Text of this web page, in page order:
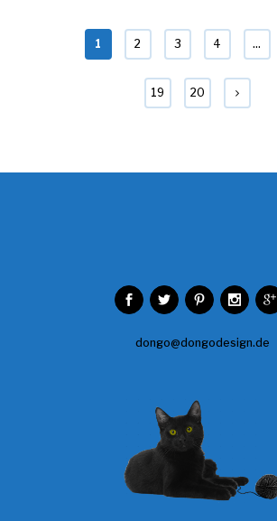
1 2 3 4 …
19 20
dongo@dongodesign.de